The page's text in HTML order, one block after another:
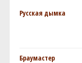
Русская дымка
Браумастер